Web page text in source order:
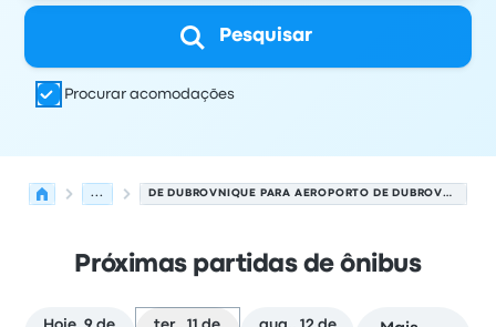
Pesquisar
Procurar acomodações
... DE DUBROVNIQUE PARA AEROPORTO DE DUBROVNIQUE
Próximas partidas de ônibus